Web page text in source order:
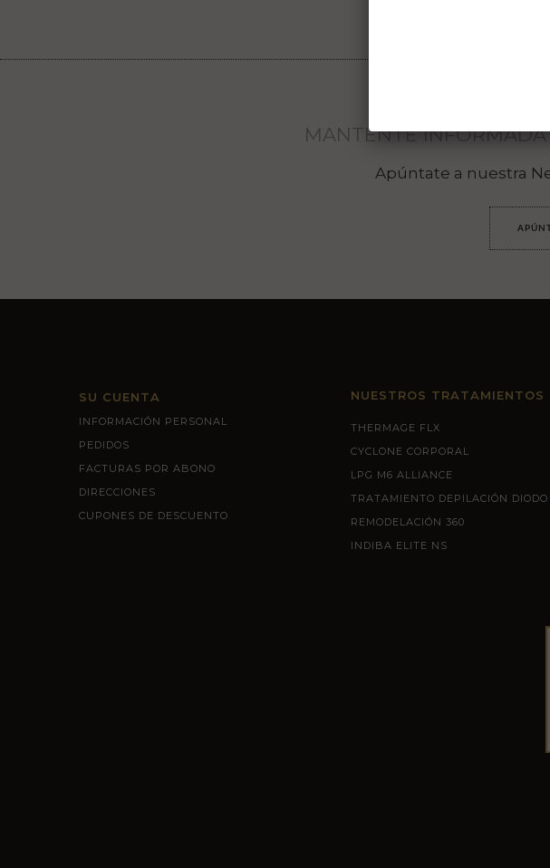
MANTENTE
Apúntate a nuestra
SU CUENTA
INFORMACIÓN PERSONAL
PEDIDOS
FACTURAS POR ABONO
DIRECCIONES
CUPONES DE DESCUENTO
NUESTROS TRATAMIENTOS
THERMAGE FLX
CYCLONE CORPORAL
LPG M6 ALLIANCE
TRATAMIENTO DEPILACIÓN DIODO
REMODELACIÓN 360
INDIBA ELITE NS